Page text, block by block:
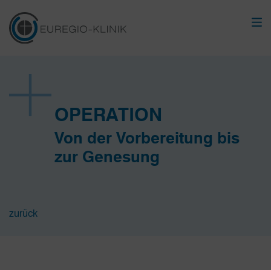
OPERATION
Von der Vorbereitung bis
zur Genesung
zurück